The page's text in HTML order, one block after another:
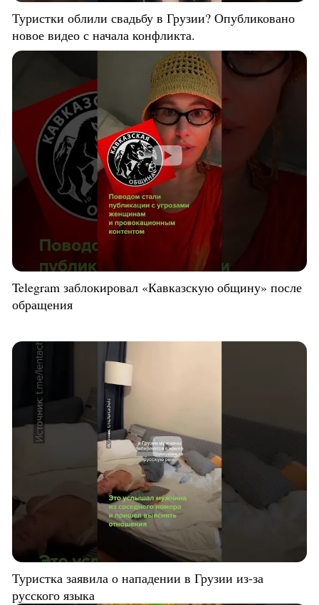
Туристки облили свадьбу в Грузии? Опубликовано
новое видео с начала конфликта.
Telegram заблокировал «Кавказскую общину» после
обращения
Туристка заявила о нападении в Грузии из-за
русского языка